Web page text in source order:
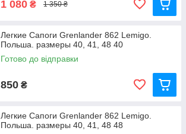
1 080 ₴ 1 350 ₴
Легкие Сапоги Grenlander 862 Lemigo.
Польша. размеры 40, 41, 48 40
Готово до відправки
850 ₴
Легкие Сапоги Grenlander 862 Lemigo.
Польша. размеры 40, 41, 48 48